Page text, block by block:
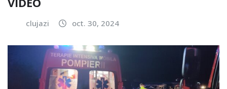
clujazi oct. 30, 2024